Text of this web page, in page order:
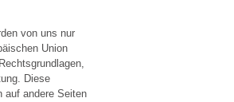
von uns nur
Union
Diese
auf andere Seiten